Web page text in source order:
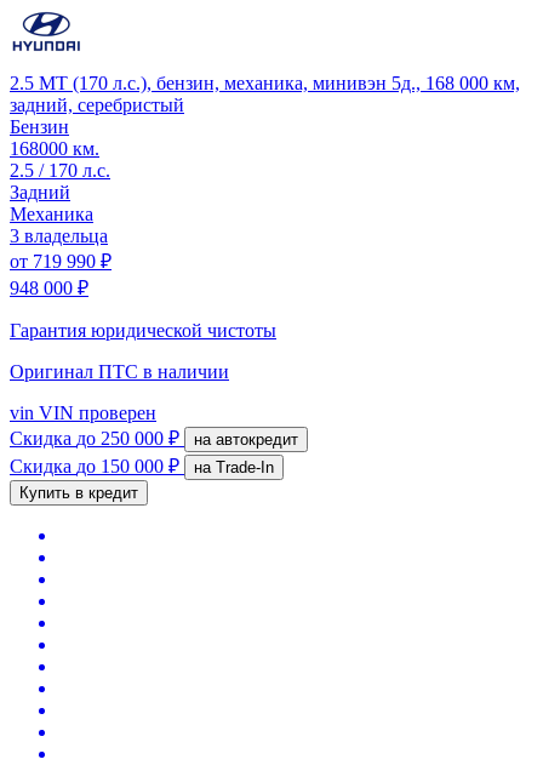
2.5 MT (170 л.с.), бензин, механика, минивэн 5д., 168 000 км,
задний, серебристый
Бензин
168000 км.
2.5 / 170 л.с.
Задний
Механика
3 владельца
от 719 990 ₽
948 000 ₽
Гарантия юридической чистоты
Оригинал ПТС в наличии
vin VIN проверен
Скидка до 250 000 ₽ на автокредит
Скидка до 150 000 ₽
на Trade-In
Купить в кредит